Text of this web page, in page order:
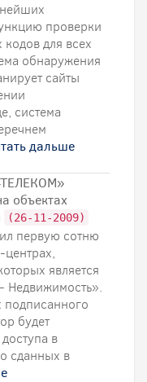
проверки
для всех
обнаружения
сайты
система
дальше
объектах
(26-11-2009)
первую сотню
является
Недвижимость».
подписанного
будет
в
сданных в